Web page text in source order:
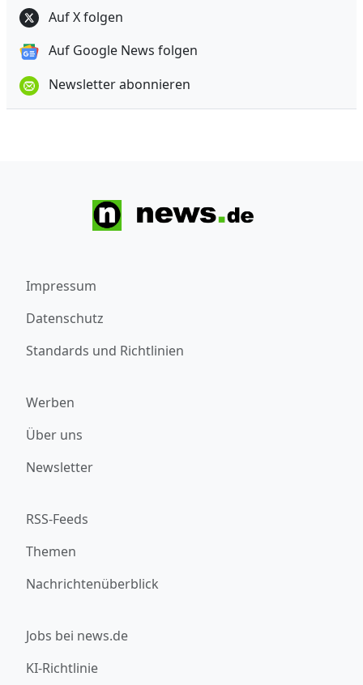
Auf X folgen
Auf Google News folgen
Newsletter abonnieren
Impressum
Datenschutz
Standards und Richtlinien
Werben
Über uns
Newsletter
RSS-Feeds
Themen
Nachrichtenüberblick
Jobs bei news.de
KI-Richtlinie